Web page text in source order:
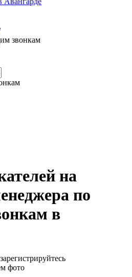
звонкам
на
по
в
фото